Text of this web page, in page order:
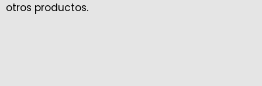
otros productos.